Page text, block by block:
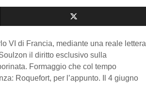
VI di Francia, mediante una reale lettera
il diritto esclusivo sulla
Formaggio che col tempo
Roquefort, per l’appunto. Il 4 giugno